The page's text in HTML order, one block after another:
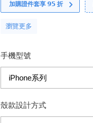
加購證件套享 𝟵𝟱 折
瀏覽更多
手機型號
殼款設計方式